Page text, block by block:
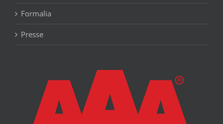
Formalia
Presse